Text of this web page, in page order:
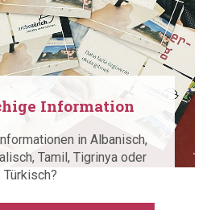
Information
in Albanisch,
Tamil, Tigrinya oder
Türkisch?